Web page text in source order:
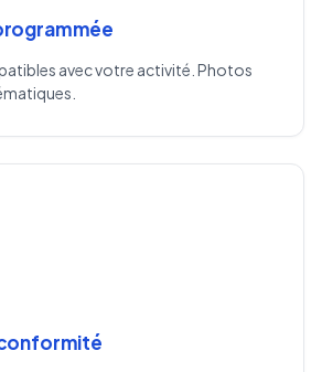
avec votre activité. Photos